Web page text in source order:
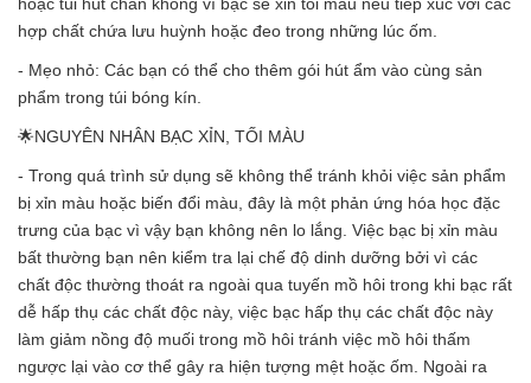
hoặc túi hút chân không vì bạc sẽ xỉn tối màu nếu tiếp xúc với các
hợp chất chứa lưu huỳnh hoặc đeo trong những lúc ốm.
- Mẹo nhỏ: Các bạn có thể cho thêm gói hút ẩm vào cùng sản
phẩm trong túi bóng kín.
🌟NGUYÊN NHÂN BẠC XỈN, TỐI MÀU
- Trong quá trình sử dụng sẽ không thể tránh khỏi việc sản phẩm
bị xỉn màu hoặc biến đổi màu, đây là một phản ứng hóa học đặc
trưng của bạc vì vậy bạn không nên lo lắng. Việc bạc bị xỉn màu
bất thường bạn nên kiểm tra lại chế độ dinh dưỡng bởi vì các
chất độc thường thoát ra ngoài qua tuyến mồ hôi trong khi bạc rất
dễ hấp thụ các chất độc này, việc bạc hấp thụ các chất độc này
làm giảm nồng độ muối trong mồ hôi tránh việc mồ hôi thấm
ngược lại vào cơ thể gây ra hiện tượng mệt hoặc ốm. Ngoài ra